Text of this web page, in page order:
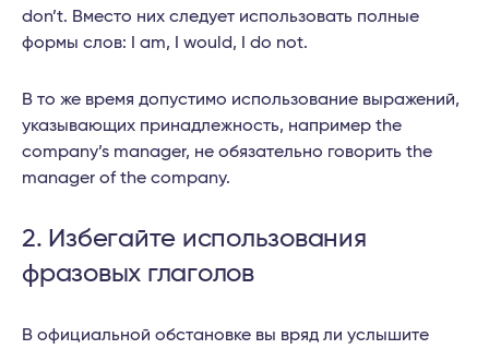
don’t. Вместо них следует использовать полные
формы слов: I am, I would, I do not.
В то же время допустимо использование выражений,
указывающих принадлежность, например the
company’s manager, не обязательно говорить the
manager of the company.
2. Избегайте использования
фразовых глаголов
В официальной обстановке вы вряд ли услышите